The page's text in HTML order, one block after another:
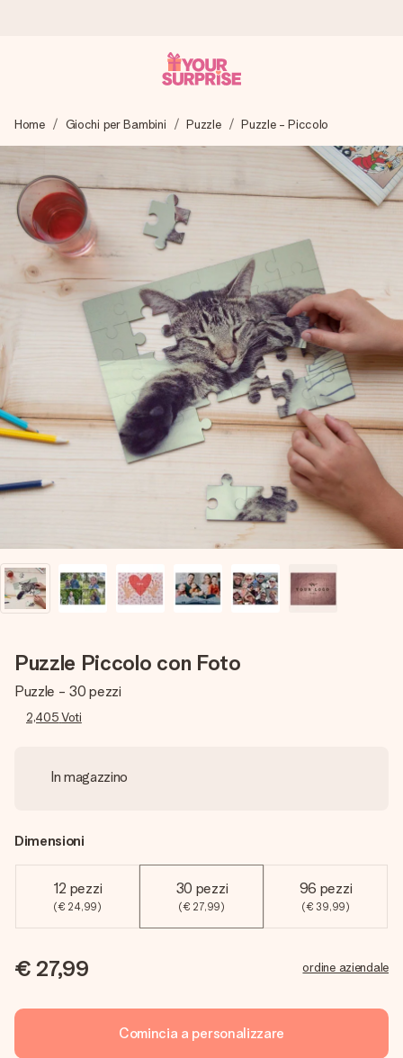
Prepariamo il tuo regalo con attenzione e lo spediamo in un
lampo – così potrai consegnarlo al momento giusto, quando
4,7 (basato su +15.000 recensioni)
I nostri regali ispirano. I clienti ci valutano 4,7 su Google
Reviews.
Biglietto d'auguri gratuito
Realizza qualcosa di unico in pochi passi – con il suo nome,
una tua foto o un messaggio che tocchi il cuore. Nessuna
complicazione, solo tanto amore per il momento perfetto.
Home Giochi per Bambini Puzzle Puzzle - Piccolo
Puzzle Piccolo con Foto
Puzzle - 30 pezzi
2,405Voti
In magazzino
Dimensioni
12 pezzi
(€ 24,99)
30 pezzi
(€ 27,99)
96 pezzi
(€ 39,99)
€ 27,99 ordine aziendale
Comincia a personalizzare